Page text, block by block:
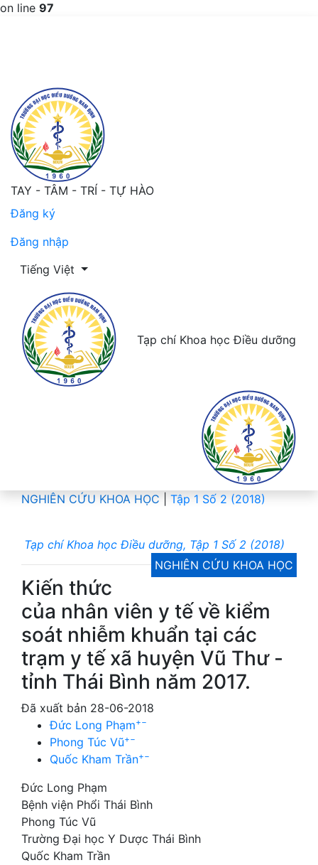
on line 97
TAY - TÂM - TRÍ - TỰ HÀO
Đăng ký
Đăng nhập
Thay đổi ngôn ngữ. Ngôn ngữ hiện tại là:
Tiếng Việt
Tạp chí Khoa học Điều dưỡng
NGHIÊN CỨU KHOA HỌC Tập 1 Số 2 (2018)
Tạp chí Khoa học Điều dưỡng, Tập 1 Số 2 (2018)
NGHIÊN CỨU KHOA HỌC
Kiến thức
của nhân viên y tế về kiểm
soát nhiễm khuẩn tại các
trạm y tế xã huyện Vũ Thư -
tỉnh Thái Bình năm 2017.
Đã xuất bản 28-06-2018
Đức Long Phạm+−
Phong Túc Vũ+−
Quốc Kham Trần+−
Đức Long Phạm
Bệnh viện Phổi Thái Bình
Phong Túc Vũ
Trường Đại học Y Dược Thái Bình
Quốc Kham Trần